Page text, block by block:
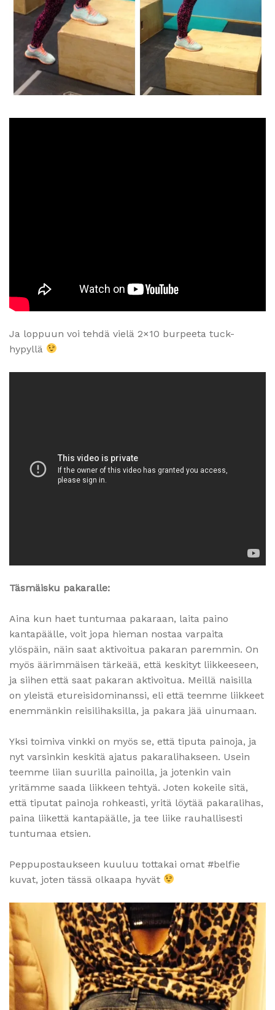
Ja loppuun voi tehdä vielä 2×10 burpeeta tuck-
hypyllä
Täsmäisku pakaralle:
Aina kun haet tuntumaa pakaraan, laita paino
kantapäälle, voit jopa hieman nostaa varpaita
ylöspäin, näin saat aktivoitua pakaran paremmin. On
myös äärimmäisen tärkeää, että keskityt liikkeeseen,
ja siihen että saat pakaran aktivoitua. Meillä naisilla
on yleistä etureisidominanssi, eli että teemme liikkeet
enemmänkin reisilihaksilla, ja pakara jää uinumaan.
Yksi toimiva vinkki on myös se, että tiputa painoja, ja
nyt varsinkin keskitä ajatus pakaralihakseen. Usein
teemme liian suurilla painoilla, ja jotenkin vain
yritämme saada liikkeen tehtyä. Joten kokeile sitä,
että tiputat painoja rohkeasti, yritä löytää pakaralihas,
paina liikettä kantapäälle, ja tee liike rauhallisesti
tuntumaa etsien.
Peppupostaukseen kuuluu tottakai omat #belfie
kuvat, joten tässä olkaapa hyvät